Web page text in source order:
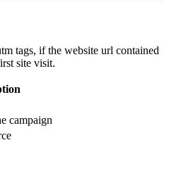
tags, if the website url contained
site visit.
campaign